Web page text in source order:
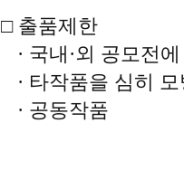
□ 출품제한
· 국내·외 공모전
· 타작품을 심히
· 공동작품